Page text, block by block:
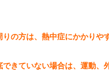
の方は、熱中症にかかりや
きていない場合は、運動、